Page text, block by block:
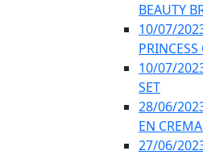
BEAUTY
10/07/
10/07/
SET
28/06/
EN
27/06/